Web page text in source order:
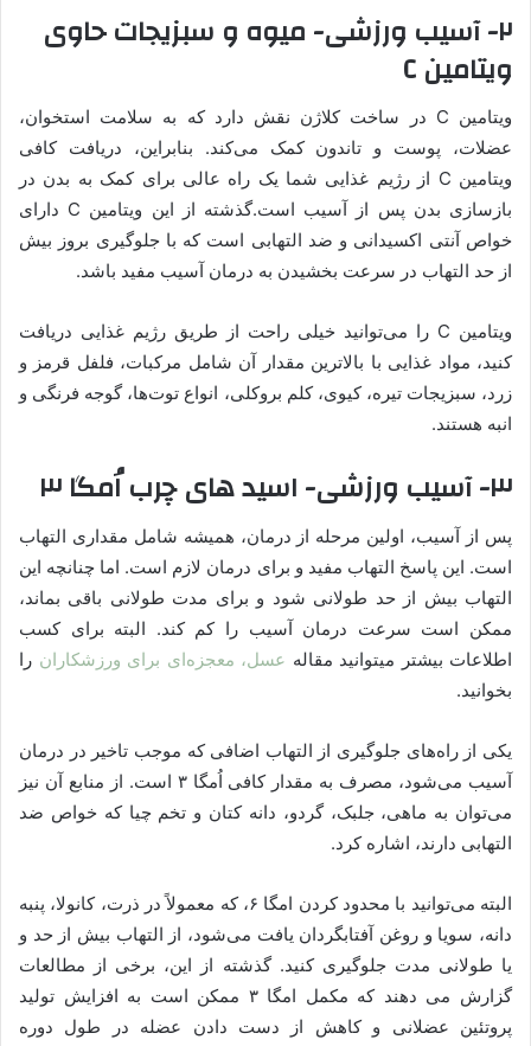
۲- آسیب ورزشی- میوه و سبزیجات حاوی
ویتامین C
ویتامین C در ساخت کلاژن نقش دارد که به سلامت استخوان،
عضلات، پوست و تاندون کمک می‌کند. بنابراین، دریافت کافی
ویتامین C از رژیم غذایی شما یک راه عالی برای کمک به بدن در
بازسازی بدن پس از آسیب است.گذشته از این ویتامین C دارای
خواص آنتی اکسیدانی و ضد التهابی است که با جلوگیری بروز بیش
از حد التهاب در سرعت بخشیدن به درمان آسیب مفید باشد.
ویتامین C را می‌توانید خیلی راحت از طریق رژیم غذایی دریافت
کنید، مواد غذایی با بالاترین مقدار آن شامل مرکبات، فلفل قرمز و
زرد، سبزیجات تیره، کیوی، کلم بروکلی، انواع توت‌ها، گوجه فرنگی و
انبه هستند.
۳- آسیب ورزشی- اسید های چرب اُمگا ۳
پس از آسیب، اولین مرحله از درمان، همیشه شامل مقداری التهاب
است. این پاسخ التهاب مفید و برای درمان لازم است. اما چنانچه این
التهاب بیش از حد طولانی شود و برای مدت طولانی باقی بماند،
ممکن است سرعت درمان آسیب را کم کند. البته برای کسب
اطلاعات بیشتر میتوانید مقاله عسل، معجزه‌ای برای ورزشکاران را
بخوانید.
یکی از راه‌های جلوگیری از التهاب اضافی که موجب تاخیر در درمان
آسیب می‌شود، مصرف به مقدار کافی اُمگا ۳ است. از منابع آن نیز
می‌توان به ماهی، جلبک، گردو، دانه کتان و تخم چیا که خواص ضد
التهابی دارند، اشاره کرد.
البته می‌توانید با محدود کردن امگا ۶، که معمولاً در ذرت، کانولا، پنبه
دانه، سویا و روغن آفتابگردان یافت می‌شود، از التهاب بیش از حد و
یا طولانی مدت جلوگیری کنید. گذشته از این، برخی از مطالعات
گزارش می دهند که مکمل امگا ۳ ممکن است به افزایش تولید
پروتئین عضلانی و کاهش از دست دادن عضله در طول دوره